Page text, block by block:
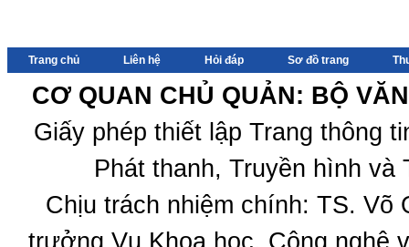
Trang chủ Liên hệ Hỏi đáp Sơ đồ trang
CƠ QUAN CHỦ QUẢN: BỘ
Giấy phép thiết lập Trang thông
Phát thanh, Truyền hình
Chịu trách nhiệm chính: TS.
trưởng Vụ Khoa học, Công nghệ